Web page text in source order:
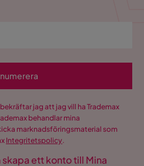
jag att jag vill ha Trademax
behandlar mina
marknadsföringsmaterial som
Integritetspolicy.
skapa ett konto till Mina